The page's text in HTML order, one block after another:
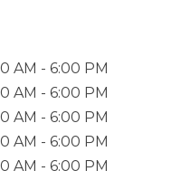
AM
6:00 PM
AM
6:00 PM
AM
6:00 PM
AM
6:00 PM
AM
6:00 PM